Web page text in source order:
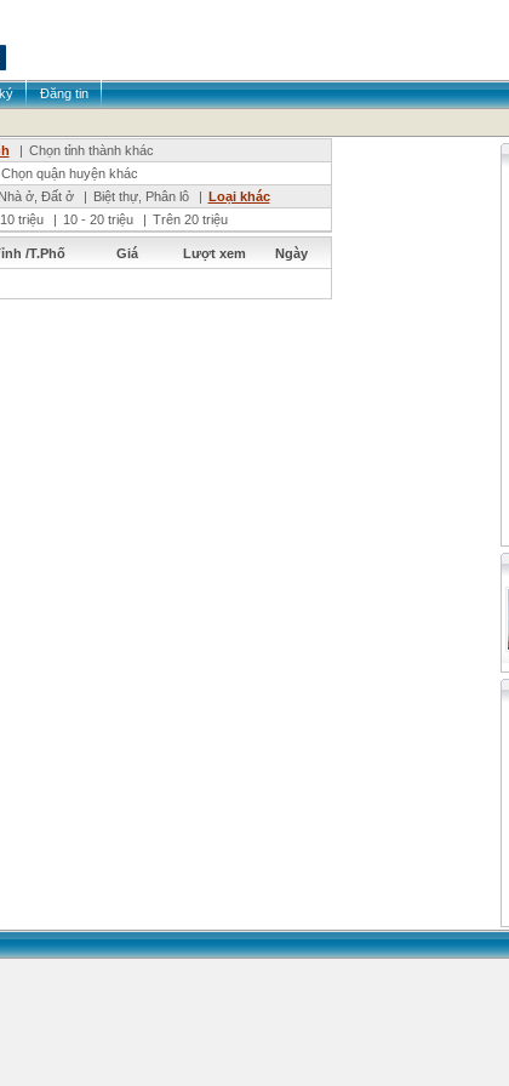
Đăng tin
| Chọn tỉnh thành khác
Chọn quận huyện khác
Nhà ở, Đất ở | Biệt thự, Phân lô | Loại khác
triệu | 10 - 20 triệu | Trên 20 triệu
/T.Phố Giá Lượt xem Ngày